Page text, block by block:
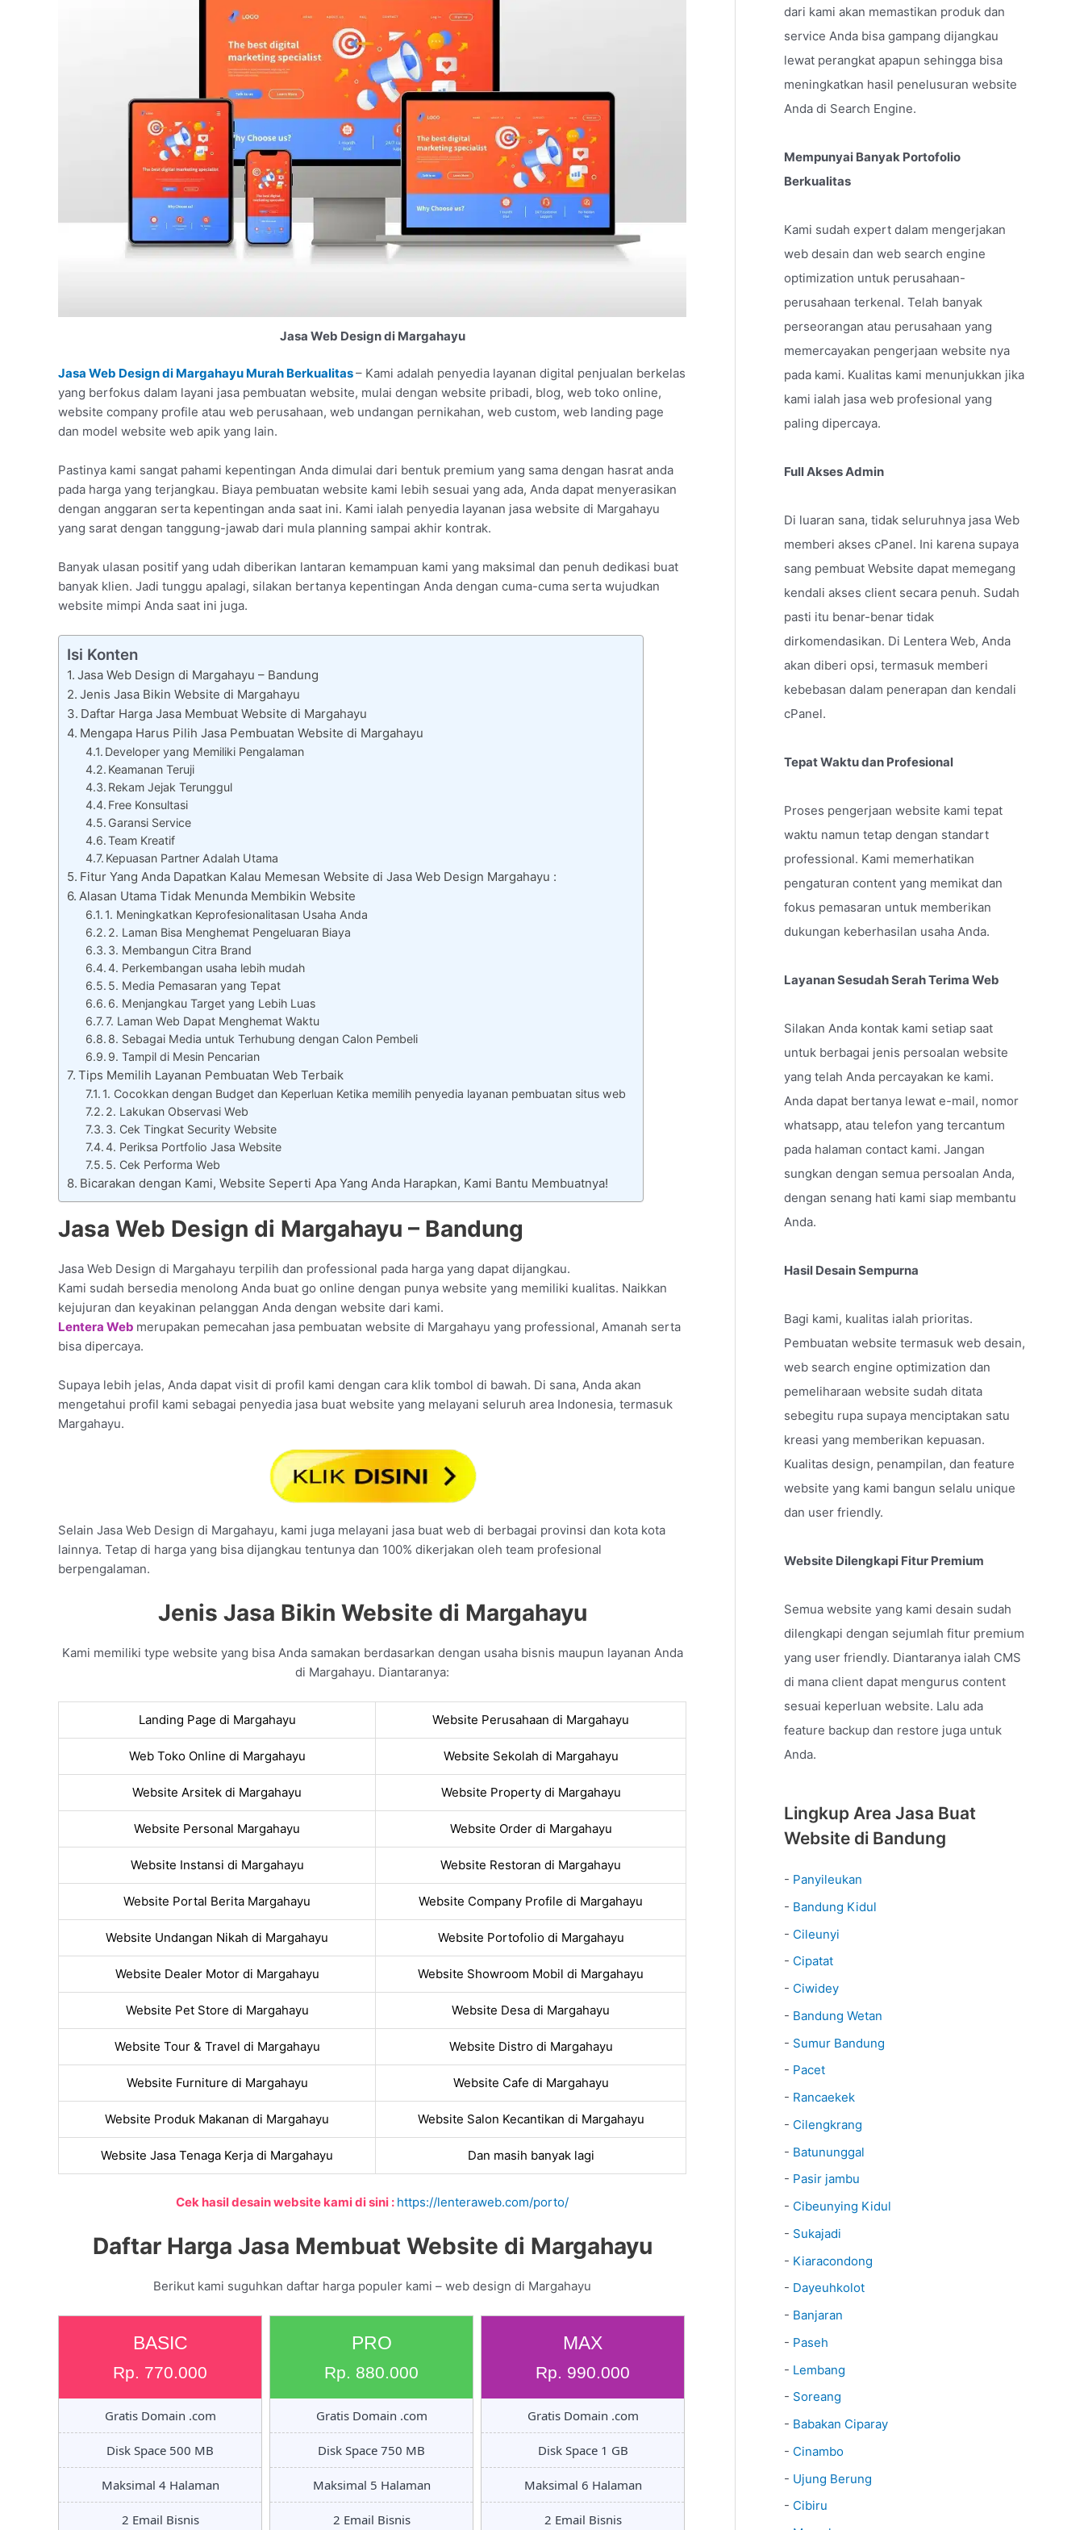
Jasa Web Design di Margahayu
Jasa Web Design di Margahayu Murah Berkualitas– Kami adalah penyedia layanan digital penjualan berkelas
yang berfokus dalam layani jasa pembuatan website, mulai dengan website pribadi, blog, web toko online,
website company profile atau web perusahaan, web undangan pernikahan, web custom, web landing page
dan model website web apik yang lain.
Pastinya kami sangat pahami kepentingan Anda dimulai dari bentuk premium yang sama dengan hasrat anda
pada harga yang terjangkau. Biaya pembuatan website kami lebih sesuai yang ada, Anda dapat menyerasikan
dengan anggaran serta kepentingan anda saat ini. Kami ialah penyedia layanan jasa website di Margahayu
yang sarat dengan tanggung-jawab dari mula planning sampai akhir kontrak.
Banyak ulasan positif yang udah diberikan lantaran kemampuan kami yang maksimal dan penuh dedikasi buat
banyak klien. Jadi tunggu apalagi, silakan bertanya kepentingan Anda dengan cuma-cuma serta wujudkan
website mimpi Anda saat ini juga.
Isi Konten
Jasa Web Design di Margahayu – Bandung
Jenis Jasa Bikin Website di Margahayu
Daftar Harga Jasa Membuat Website di Margahayu
Mengapa Harus Pilih Jasa Pembuatan Website di Margahayu
Developer yang Memiliki Pengalaman
Keamanan Teruji
Rekam Jejak Terunggul
Free Konsultasi
Garansi Service
Team Kreatif
Kepuasan Partner Adalah Utama
Fitur Yang Anda Dapatkan Kalau Memesan Website di Jasa Web Design Margahayu :
Alasan Utama Tidak Menunda Membikin Website
1. Meningkatkan Keprofesionalitasan Usaha Anda
2. Laman Bisa Menghemat Pengeluaran Biaya
3. Membangun Citra Brand
4. Perkembangan usaha lebih mudah
5. Media Pemasaran yang Tepat
6. Menjangkau Target yang Lebih Luas
7. Laman Web Dapat Menghemat Waktu
8. Sebagai Media untuk Terhubung dengan Calon Pembeli
9. Tampil di Mesin Pencarian
Tips Memilih Layanan Pembuatan Web Terbaik
1. Cocokkan dengan Budget dan Keperluan Ketika memilih penyedia layanan pembuatan situs web
2. Lakukan Observasi Web
3. Cek Tingkat Security Website
4. Periksa Portfolio Jasa Website
5. Cek Performa Web
Bicarakan dengan Kami, Website Seperti Apa Yang Anda Harapkan, Kami Bantu Membuatnya!
Jasa Web Design di Margahayu – Bandung
Jasa Web Design di Margahayu terpilih dan professional pada harga yang dapat dijangkau.
Kami sudah bersedia menolong Anda buat go online dengan punya website yang memiliki kualitas. Naikkan
kejujuran dan keyakinan pelanggan Anda dengan website dari kami.
Lentera Web merupakan pemecahan jasa pembuatan website di Margahayu yang professional, Amanah serta
bisa dipercaya.
Supaya lebih jelas, Anda dapat visit di profil kami dengan cara klik tombol di bawah. Di sana, Anda akan
mengetahui profil kami sebagai penyedia jasa buat website yang melayani seluruh area Indonesia, termasuk
Margahayu.
Selain Jasa Web Design di Margahayu, kami juga melayani jasa buat web di berbagai provinsi dan kota kota
lainnya. Tetap di harga yang bisa dijangkau tentunya dan 100% dikerjakan oleh team profesional
berpengalaman.
Jenis Jasa Bikin Website di Margahayu
Kami memiliki type website yang bisa Anda samakan berdasarkan dengan usaha bisnis maupun layanan Anda
di Margahayu. Diantaranya:
Landing Page di Margahayu Website Perusahaan di Margahayu
Web Toko Online di Margahayu Website Sekolah di Margahayu
Website Arsitek di Margahayu Website Property di Margahayu
Website Personal Margahayu Website Order di Margahayu
Website Instansi di Margahayu Website Restoran di Margahayu
Website Portal Berita Margahayu Website Company Profile di Margahayu
Website Undangan Nikah di Margahayu Website Portofolio di Margahayu
Website Dealer Motor di Margahayu Website Showroom Mobil di Margahayu
Website Pet Store di Margahayu Website Desa di Margahayu
Website Tour & Travel di Margahayu Website Distro di Margahayu
Website Furniture di Margahayu Website Cafe di Margahayu
Website Produk Makanan di Margahayu Website Salon Kecantikan di Margahayu
Website Jasa Tenaga Kerja di Margahayu Dan masih banyak lagi
Cek hasil desain website kami di sini : https://lenteraweb.com/porto/
Daftar Harga Jasa Membuat Website di Margahayu
Berikut kami suguhkan daftar harga populer kami – web design di Margahayu
BASIC
Rp. 770.000
Gratis Domain .com
Disk Space 500 MB
Maksimal 4 Halaman
2 Email Bisnis
PRO
Rp. 880.000
Gratis Domain .com
Disk Space 750 MB
Maksimal 5 Halaman
2 Email Bisnis
MAX
Rp. 990.000
Gratis Domain .com
Disk Space 1 GB
Maksimal 6 Halaman
2 Email Bisnis
dari kami akan memastikan produk dan
service Anda bisa gampang dijangkau
lewat perangkat apapun sehingga bisa
meningkatkan hasil penelusuran website
Anda di Search Engine.
Mempunyai Banyak Portofolio
Berkualitas
Kami sudah expert dalam mengerjakan
web desain dan web search engine
optimization untuk perusahaan-
perusahaan terkenal. Telah banyak
perseorangan atau perusahaan yang
memercayakan pengerjaan website nya
pada kami. Kualitas kami menunjukkan jika
kami ialah jasa web profesional yang
paling dipercaya.
Full Akses Admin
Di luaran sana, tidak seluruhnya jasa Web
memberi akses cPanel. Ini karena supaya
sang pembuat Website dapat memegang
kendali akses client secara penuh. Sudah
pasti itu benar-benar tidak
dirkomendasikan. Di Lentera Web, Anda
akan diberi opsi, termasuk memberi
kebebasan dalam penerapan dan kendali
cPanel.
Tepat Waktu dan Profesional
Proses pengerjaan website kami tepat
waktu namun tetap dengan standart
professional. Kami memerhatikan
pengaturan content yang memikat dan
fokus pemasaran untuk memberikan
dukungan keberhasilan usaha Anda.
Layanan Sesudah Serah Terima Web
Silakan Anda kontak kami setiap saat
untuk berbagai jenis persoalan website
yang telah Anda percayakan ke kami.
Anda dapat bertanya lewat e-mail, nomor
whatsapp, atau telefon yang tercantum
pada halaman contact kami. Jangan
sungkan dengan semua persoalan Anda,
dengan senang hati kami siap membantu
Anda.
Hasil Desain Sempurna
Bagi kami, kualitas ialah prioritas.
Pembuatan website termasuk web desain,
web search engine optimization dan
pemeliharaan website sudah ditata
sebegitu rupa supaya menciptakan satu
kreasi yang memberikan kepuasan.
Kualitas design, penampilan, dan feature
website yang kami bangun selalu unique
dan user friendly.
Website Dilengkapi Fitur Premium
Semua website yang kami desain sudah
dilengkapi dengan sejumlah fitur premium
yang user friendly. Diantaranya ialah CMS
di mana client dapat mengurus content
sesuai keperluan website. Lalu ada
feature backup dan restore juga untuk
Anda.
Lingkup Area Jasa Buat
Website di Bandung
- Panyileukan
- Bandung Kidul
- Cileunyi
- Cipatat
- Ciwidey
- Bandung Wetan
- Sumur Bandung
- Pacet
- Rancaekek
- Cilengkrang
- Batununggal
- Pasir jambu
- Cibeunying Kidul
- Sukajadi
- Kiaracondong
- Dayeuhkolot
- Banjaran
- Paseh
- Lembang
- Soreang
- Babakan Ciparay
- Cinambo
- Ujung Berung
- Cibiru